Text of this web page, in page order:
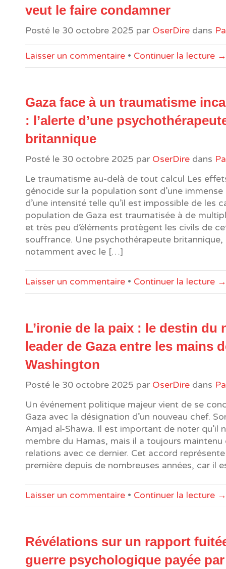
veut le faire condamner
Posté le 30 octobre 2025 par OserDire dans
Laisser un commentaire • Continuer la lecture →
Gaza face à un traumatisme
: l’alerte d’une
britannique
Posté le 30 octobre 2025 par OserDire dans
Le traumatisme au-delà de tout calcul Les
génocide sur la population sont d’une immense
d’une intensité telle qu’il est impossible de les
population de Gaza est traumatisée à de
et très peu d’éléments protègent les civils de
souffrance. Une psychothérapeute britannique,
notamment avec le […]
Laisser un commentaire • Continuer la lecture →
L’ironie de la paix : le destin du
leader de Gaza entre les mains
Washington
Posté le 30 octobre 2025 par OserDire dans
Un événement politique majeur vient de se
Gaza avec la désignation d’un nouveau chef.
Amjad al-Shawa. Il est important de noter qu’il
membre du Hamas, mais il a toujours maintenu
relations avec ce dernier. Cet accord
première depuis de nombreuses années, car il
Laisser un commentaire • Continuer la lecture →
Révélations sur un rapport
guerre psychologique payée